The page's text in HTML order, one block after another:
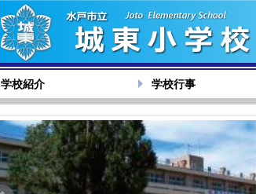
学校紹介 学校行事